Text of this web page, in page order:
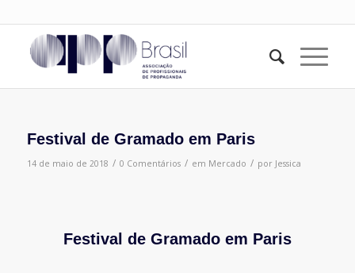
Festival de Gramado em Paris
14 de maio de 2018 / 0 Comentários / em Mercado / por Jessica
Festival de Gramado em Paris